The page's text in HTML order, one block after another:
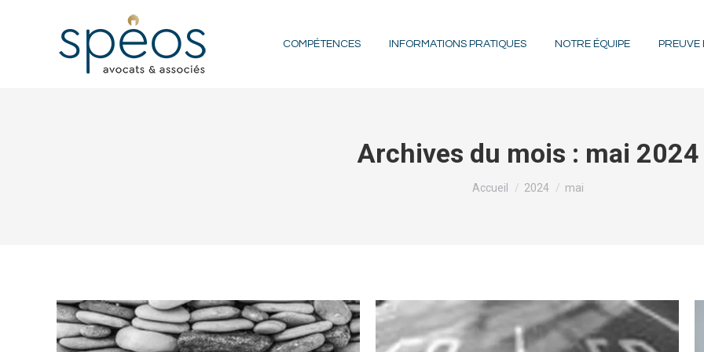
COMPÉTENCES INFORMATIONS PRATIQUES NOTRE ÉQUIPE PREUVE
Archives du mois : mai 2024
Accueil 2024 mai